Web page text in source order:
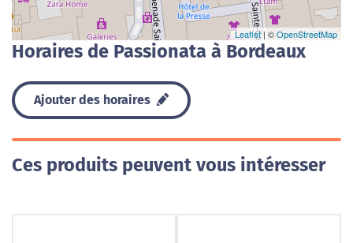
Leaflet| ©OpenStreetMap
Horaires de Passionata à Bordeaux
Ajouter des horaires
Ces produits peuvent vous intéresser